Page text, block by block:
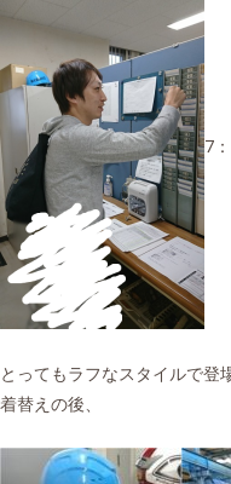
7
とってもラフなスタイルで登
着替えの後、